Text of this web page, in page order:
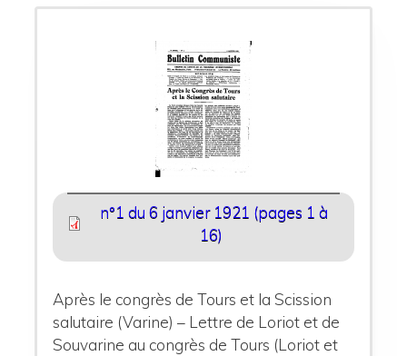
n°1 du 6 janvier 1921 (pages 1 à
16)
Après le congrès de Tours et la Scission
salutaire (Varine) – Lettre de Loriot et de
Souvarine au congrès de Tours (Loriot et